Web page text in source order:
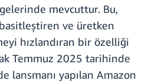
mevcuttur. Bu,
ve üretken
hızlandıran bir özelliği
Temmuz 2025 tarihinde
lansmanı yapılan Amazon